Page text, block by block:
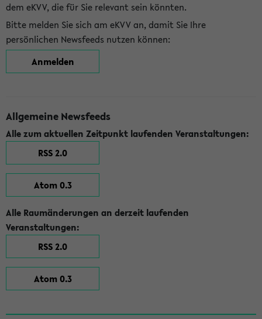
dem eKVV, die für Sie relevant sein könnten.
Bitte melden Sie sich am eKVV an, damit Sie Ihre
persönlichen Newsfeeds nutzen können:
Anmelden
Allgemeine Newsfeeds
Alle zum aktuellen Zeitpunkt laufenden Veranstaltungen:
RSS 2.0
Atom 0.3
Alle Raumänderungen an derzeit laufenden
Veranstaltungen:
RSS 2.0
Atom 0.3